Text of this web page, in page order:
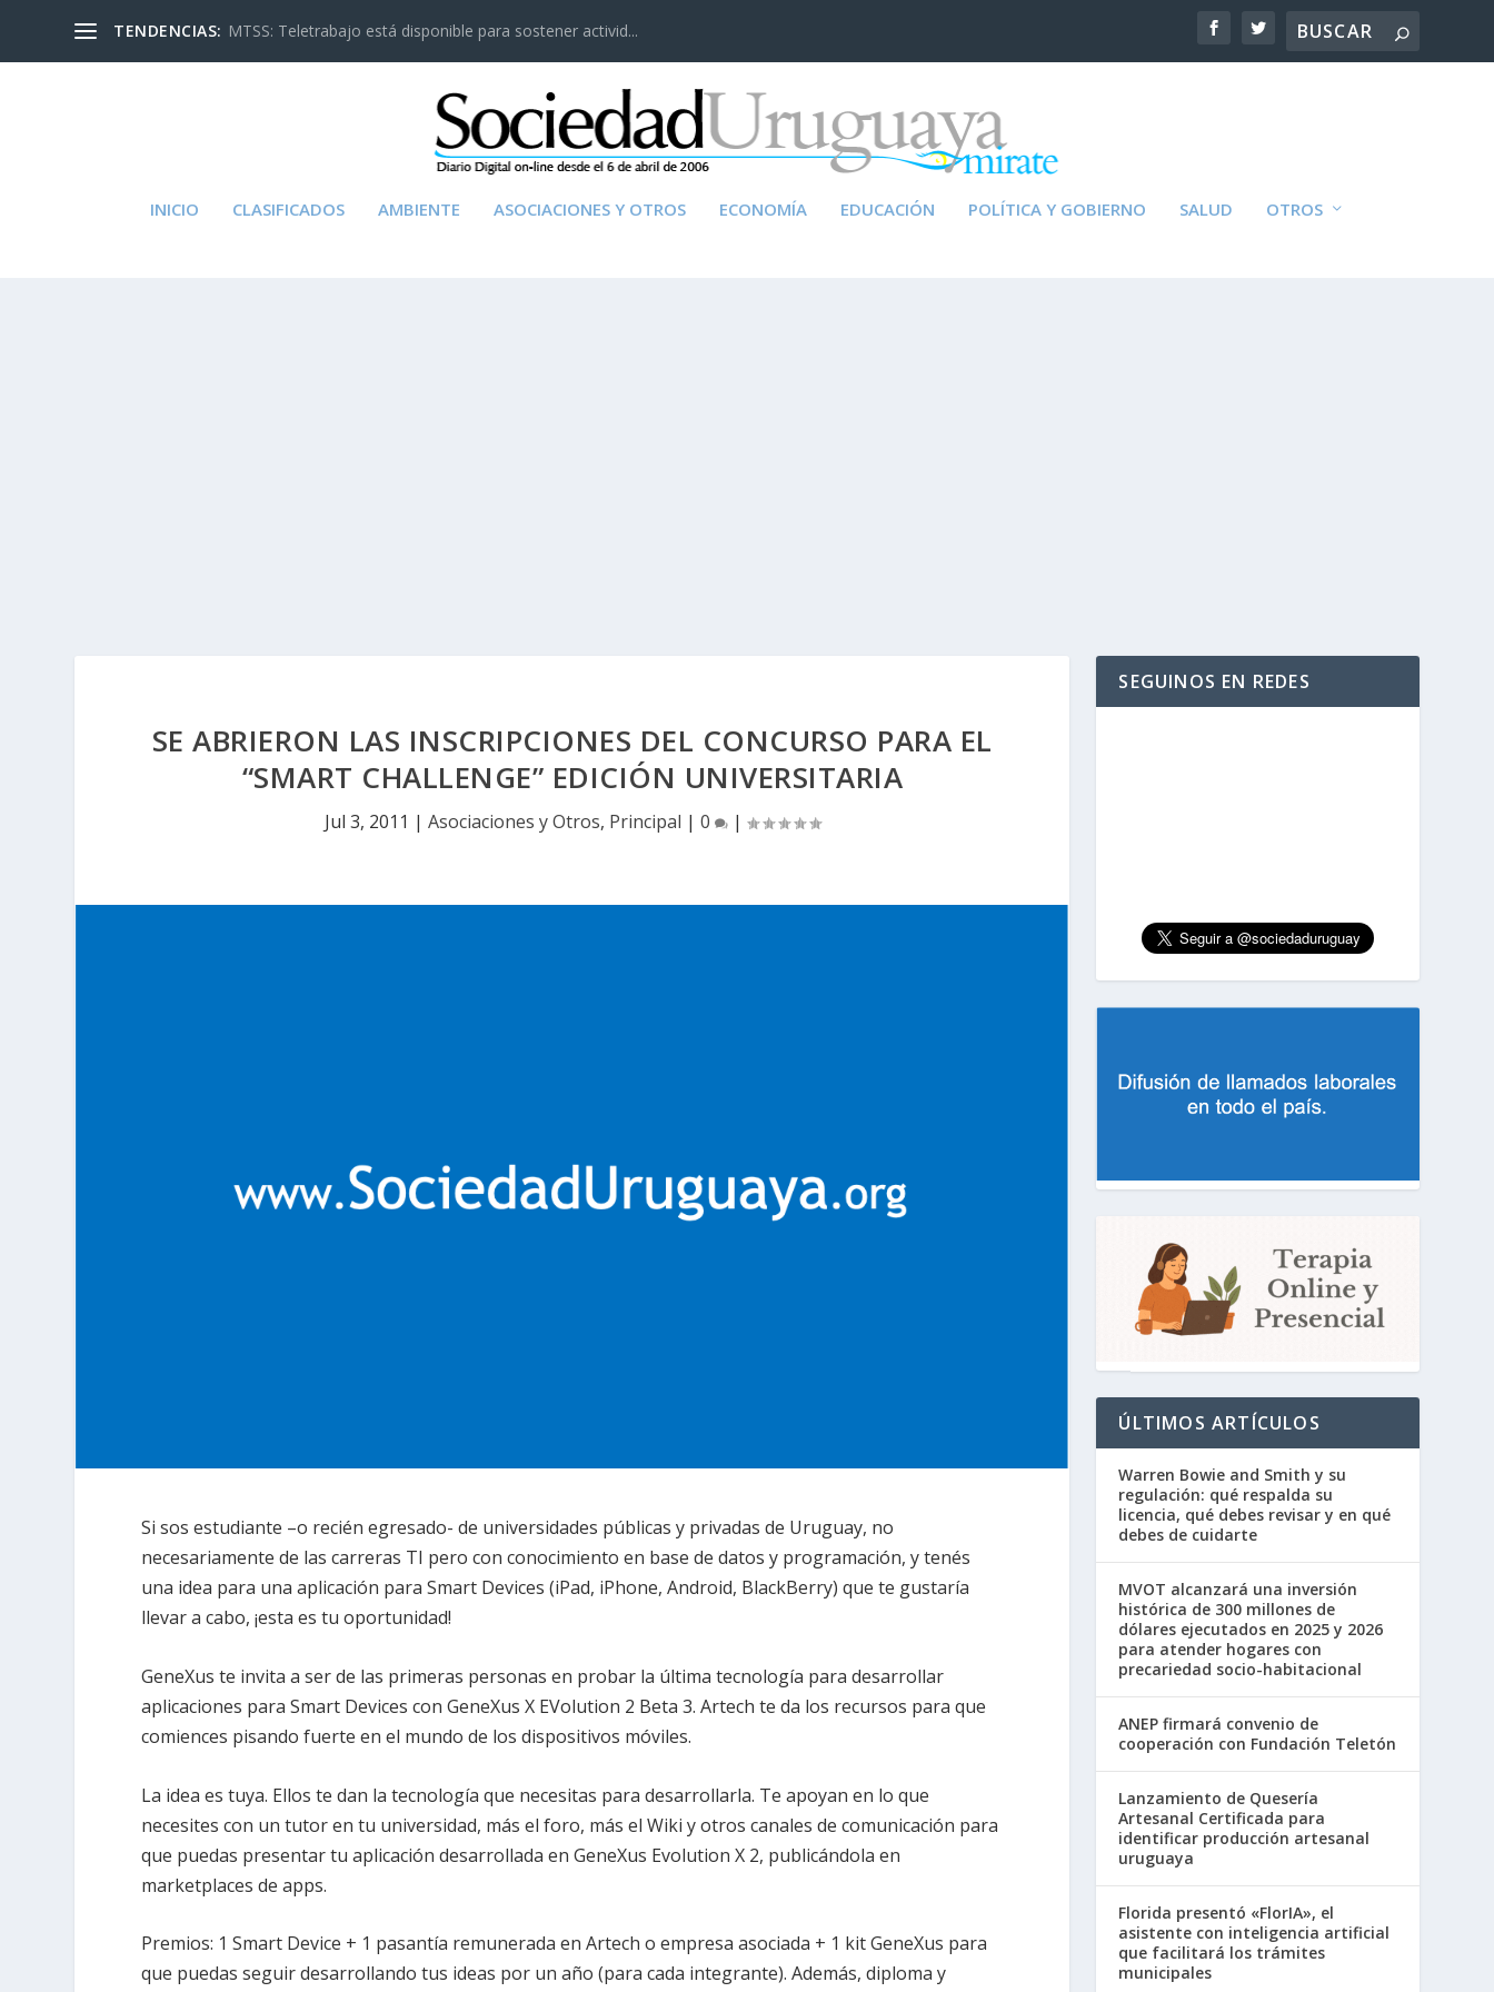
TENDENCIAS: MTSS: Teletrabajo está disponible para sostener activid...
INICIO CLASIFICADOS AMBIENTE ASOCIACIONES Y OTROS ECONOMÍA EDUCACIÓN POLÍTICA Y GOBIERNO SALUD OTROS
SE ABRIERON LAS INSCRIPCIONES DEL CONCURSO PARA EL
“SMART CHALLENGE” EDICIÓN UNIVERSITARIA
Jul 3, 2011 | Asociaciones y Otros, Principal | 0 |
Si sos estudiante –o recién egresado- de universidades públicas y privadas de Uruguay, no
necesariamente de las carreras TI pero con conocimiento en base de datos y programación, y tenés
una idea para una aplicación para Smart Devices (iPad, iPhone, Android, BlackBerry) que te gustaría
llevar a cabo, ¡esta es tu oportunidad!
GeneXus te invita a ser de las primeras personas en probar la última tecnología para desarrollar
aplicaciones para Smart Devices con GeneXus X EVolution 2 Beta 3. Artech te da los recursos para que
comiences pisando fuerte en el mundo de los dispositivos móviles.
La idea es tuya. Ellos te dan la tecnología que necesitas para desarrollarla. Te apoyan en lo que
necesites con un tutor en tu universidad, más el foro, más el Wiki y otros canales de comunicación para
que puedas presentar tu aplicación desarrollada en GeneXus Evolution X 2, publicándola en
marketplaces de apps.
Premios: 1 Smart Device + 1 pasantía remunerada en Artech o empresa asociada + 1 kit GeneXus para
que puedas seguir desarrollando tus ideas por un año (para cada integrante). Además, diploma y
SEGUINOS EN REDES
ÚLTIMOS ARTÍCULOS
Warren Bowie and Smith y su
regulación: qué respalda su
licencia, qué debes revisar y en qué
debes de cuidarte
MVOT alcanzará una inversión
histórica de 300 millones de
dólares ejecutados en 2025 y 2026
para atender hogares con
precariedad socio-habitacional
ANEP firmará convenio de
cooperación con Fundación Teletón
Lanzamiento de Quesería
Artesanal Certificada para
identificar producción artesanal
uruguaya
Florida presentó «FlorIA», el
asistente con inteligencia artificial
que facilitará los trámites
municipales